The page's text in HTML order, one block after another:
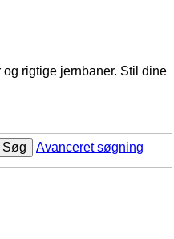
rigtige jernbaner. Stil dine
Søg Avanceret søgning